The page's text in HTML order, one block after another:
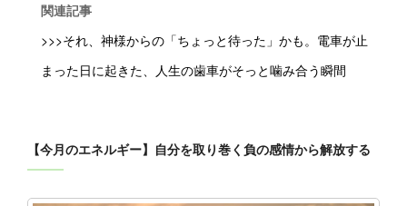
関連記事
>>>それ、神様からの「ちょっと待った」かも。電車が止
まった日に起きた、人生の歯車がそっと噛み合う瞬間
【今月のエネルギー】自分を取り巻く負の感情から解放する